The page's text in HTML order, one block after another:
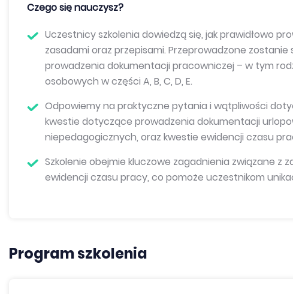
Czego się nauczysz?
Uczestnicy szkolenia dowiedzą się, jak prawidłowo
zasadami oraz przepisami. Przeprowadzone
prowadzenia dokumentacji pracowniczej – w tym
osobowych w części A, B, C, D, E.
Odpowiemy na praktyczne pytania i wątpliwości
kwestie dotyczące prowadzenia dokumentacji
niepedagogicznych, oraz kwestie ewidencji czasu
Szkolenie obejmie kluczowe zagadnienia związane z
ewidencji czasu pracy, co pomoże uczestnikom
Program szkolenia